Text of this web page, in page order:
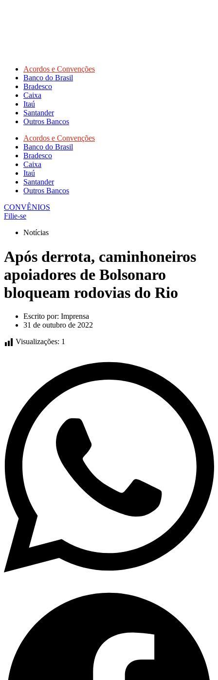
Acordos e Convenções
Banco do Brasil
Bradesco
Caixa
Itaú
Santander
Outros Bancos
Acordos e Convenções
Banco do Brasil
Bradesco
Caixa
Itaú
Santander
Outros Bancos
CONVÊNIOS
Filie-se
Notícias
Após derrota, caminhoneiros
apoiadores de Bolsonaro
bloqueam rodovias do Rio
Escrito por: Imprensa
31 de outubro de 2022
Visualizações: 1